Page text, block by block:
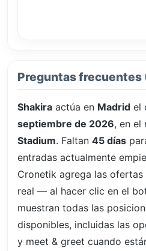
Preguntas frecuentes
Shakira actúa en Madrid el
septiembre de 2026, en el
Stadium. Faltan 45 días
entradas actualmente
Cronetik agrega las
real — al hacer clic en el
muestran todas las
disponibles, incluidas las
y meet & greet cuando